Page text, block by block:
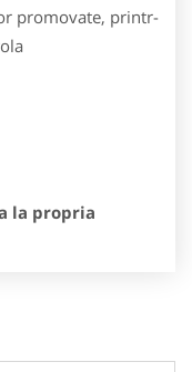
promovate, printr-
la propria